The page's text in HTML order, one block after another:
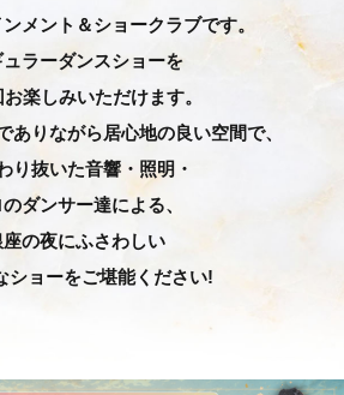
メント＆ショークラブです。
ュラーダンスショーを
楽しみいただけます。
ありながら居心地の良い空間で、
り抜いた音響・照明・
ダンサー達による、
座の夜にふさわしい
ショーをご堪能ください!